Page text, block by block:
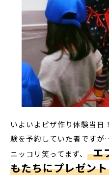
いよいよピザ作り体験当日
験を予約していた者です
ニッコリ笑ってまず、 エ
もたちにプレゼント